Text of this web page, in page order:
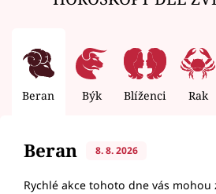
Beran Býk Blíženci Rak
Beran 8. 8. 2026
Rychlé akce tohoto dne vás mohou